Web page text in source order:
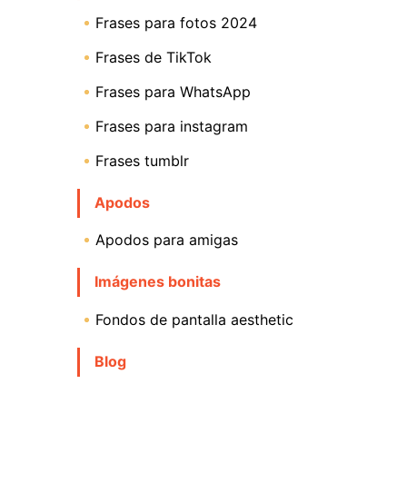
Frases para fotos 2024
Frases de TikTok
Frases para WhatsApp
Frases para instagram
Frases tumblr
Apodos
Apodos para amigas
Imágenes bonitas
Fondos de pantalla aesthetic
Blog